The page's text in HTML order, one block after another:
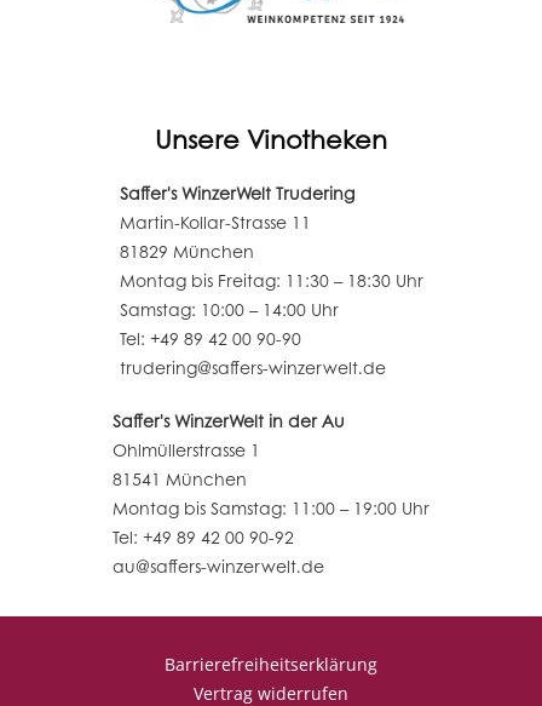
Unsere Vinotheken
Saffer's WinzerWelt Trudering
Martin-Kollar-Strasse 11
81829 München
Montag bis Freitag: 11:30 – 18:30 Uhr
Samstag: 10:00 – 14:00 Uhr
Tel: +49 89 42 00 90-90
trudering@saffers-winzerwelt.de
Saffer's WinzerWelt in der Au
Ohlmüllerstrasse 1
81541 München
Montag bis Samstag: 11:00 – 19:00 Uhr
Tel: +49 89 42 00 90-92
au@saffers-winzerwelt.de
Barrierefreiheitserklärung
Vertrag widerrufen